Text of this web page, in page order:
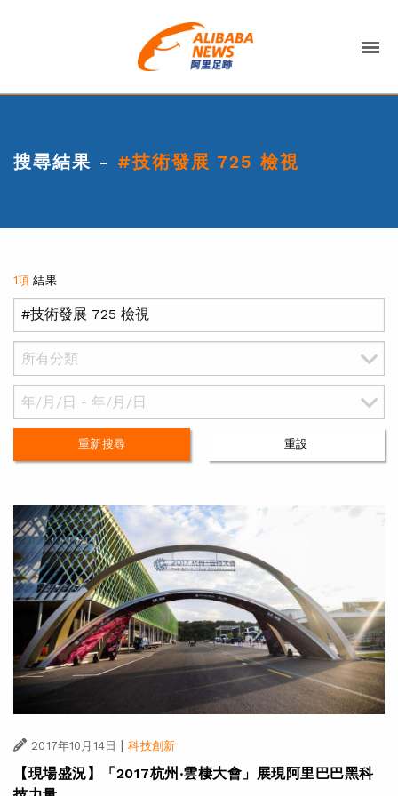
搜尋結果 - #技術發展 725 檢視
1項結果
重新搜尋 重設
2017年10月14日 | 科技創新
【現場盛況】「2017杭州‧雲棲大會」展現阿里巴巴黑科